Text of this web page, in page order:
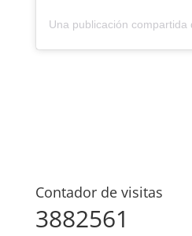
Contador de visitas
3882561